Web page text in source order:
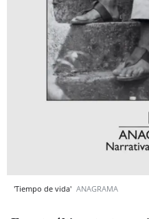
'Tiempo de vida' ANAGRAMA